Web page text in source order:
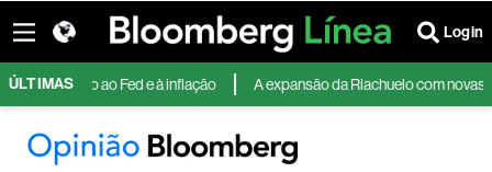
Login
ÚLTIMAS
ao Fed e à inflação A expansão da Riachuelo com novas lojas